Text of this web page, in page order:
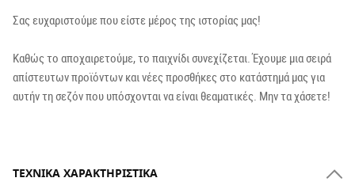
Σας ευχαριστούμε που είστε μέρος της ιστορίας μας!
Καθώς το αποχαιρετούμε, το παιχνίδι συνεχίζεται. Έχουμε μια σειρά
απίστευτων προϊόντων και νέες προσθήκες στο κατάστημά μας για
αυτήν τη σεζόν που υπόσχονται να είναι θεαματικές. Μην τα χάσετε!
ΤΕΧΝΙΚΆ ΧΑΡΑΚΤΗΡΙΣΤΙΚΆ